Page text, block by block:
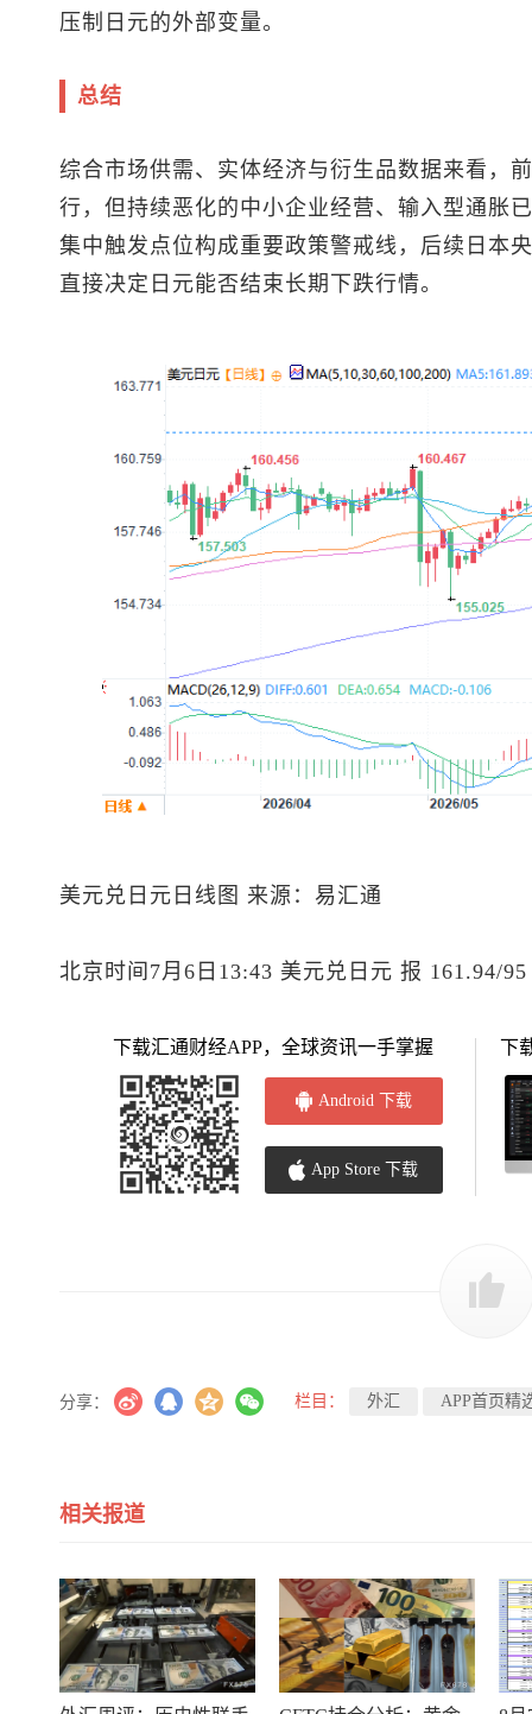
压制日元的外部变量。
总结
综合市场供需、实体经济与衍生品数据来看，
行，但持续恶化的中小企业经营、输入型通胀
集中触发点位构成重要政策警戒线，后续日本
直接决定日元能否结束长期下跌行情。
美元兑日元 日线图 来源：易汇通
北京时间7月6日13:43 美元兑日元 报 161.94/95
下载汇通财经APP，全球资讯一手掌握
Android 下载
App Store 下载
下
分享： 栏目： 外汇 APP首页精
相关报道